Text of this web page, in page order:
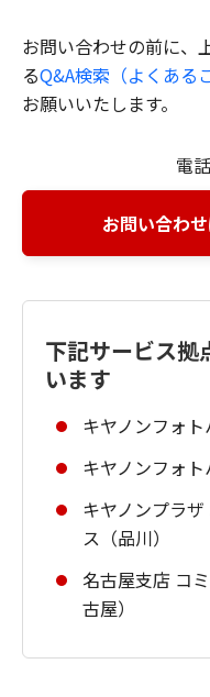
お問い合わせの前に、
るQ&A検索（よくある
お願いいたします。
電
お問い合わ
下記サービス拠
います
キヤノンフォ
キヤノンフォ
キヤノンプラ
ス（品川）
名古屋支店 コ
古屋）